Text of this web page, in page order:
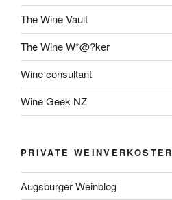
The Wine Vault
The Wine W*@?ker
Wine consultant
Wine Geek NZ
PRIVATE WEINVERKOSTER
Augsburger Weinblog